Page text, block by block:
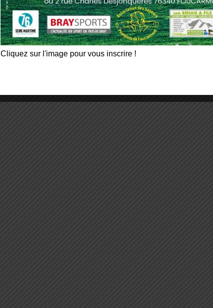
Cliquez sur l'image pour vous inscrire !